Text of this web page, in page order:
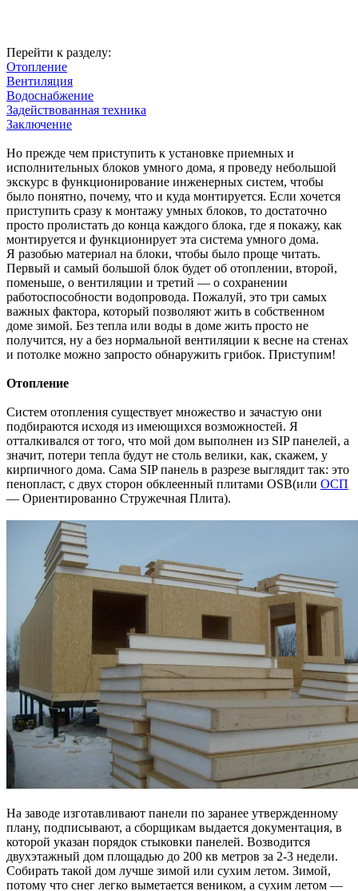
Перейти к разделу:
Отопление
Вентиляция
Водоснабжение
Задействованная техника
Заключение
Но прежде чем приступить к установке приемных и
исполнительных блоков умного дома, я проведу небольшой
экскурс в функционирование инженерных систем, чтобы
было понятно, почему, что и куда монтируется. Если хочется
приступить сразу к монтажу умных блоков, то достаточно
просто пролистать до конца каждого блока, где я покажу, как
монтируется и функционирует эта система умного дома.
Я разобью материал на блоки, чтобы было проще читать.
Первый и самый большой блок будет об отоплении, второй,
поменьше, о вентиляции и третий — о сохранении
работоспособности водопровода. Пожалуй, это три самых
важных фактора, который позволяют жить в собственном
доме зимой. Без тепла или воды в доме жить просто не
получится, ну а без нормальной вентиляции к весне на стенах
и потолке можно запросто обнаружить грибок. Приступим!
Отопление
Систем отопления существует множество и зачастую они
подбираются исходя из имеющихся возможностей. Я
отталкивался от того, что мой дом выполнен из SIP панелей, а
значит, потери тепла будут не столь велики, как, скажем, у
кирпичного дома. Сама SIP панель в разрезе выглядит так: это
пенопласт, с двух сторон обклеенный плитами OSB(или ОСП
— Ориентированно Стружечная Плита).
На заводе изготавливают панели по заранее утвержденному
плану, подписывают, а сборщикам выдается документация, в
которой указан порядок стыковки панелей. Возводится
двухэтажный дом площадью до 200 кв метров за 2-3 недели.
Собирать такой дом лучше зимой или сухим летом. Зимой,
потому что снег легко выметается веником, а сухим летом —